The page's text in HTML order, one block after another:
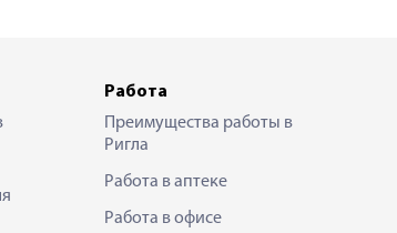
Работа
Преимущества работы в
Ригла
Работа в аптеке
Работа в офисе